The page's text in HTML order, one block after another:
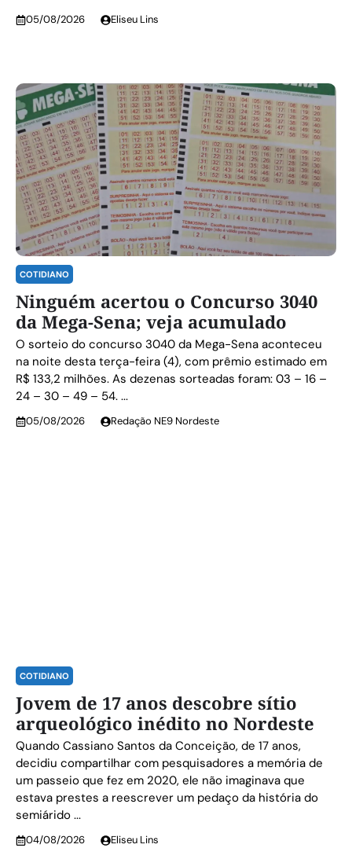
05/08/2026 Eliseu Lins
COTIDIANO
Ninguém acertou o Concurso 3040
da Mega-Sena; veja acumulado
O sorteio do concurso 3040 da Mega-Sena aconteceu
na noite desta terça-feira (4), com prêmio estimado em
R$ 133,2 milhões. As dezenas sorteadas foram: 03 – 16 –
24 – 30 – 49 – 54. ...
05/08/2026 Redação NE9 Nordeste
COTIDIANO
Jovem de 17 anos descobre sítio
arqueológico inédito no Nordeste
Quando Cassiano Santos da Conceição, de 17 anos,
decidiu compartilhar com pesquisadores a memória de
um passeio que fez em 2020, ele não imaginava que
estava prestes a reescrever um pedaço da história do
semiárido ...
04/08/2026 Eliseu Lins